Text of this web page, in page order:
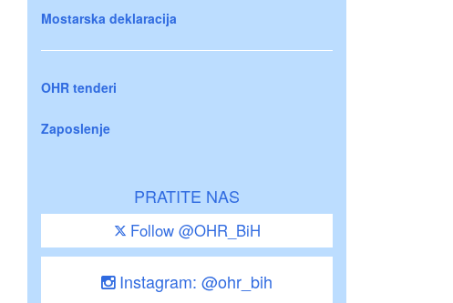
Mostarska deklaracija
OHR tenderi
Zaposlenje
PRATITE NAS
Follow @OHR_BiH
Instagram: @ohr_bih